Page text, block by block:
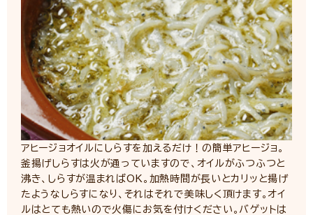
アヒージョオイルにしらすを加えるだけ！の簡単アヒージョ。
釜揚げしらすは火が通っていますので、オイルがふつふつと
沸き、しらすが温まればOK。加熱時間が長いとカリッと揚げ
たようなしらすになり、それはそれで美味しく頂けます。オイ
ルはとても熱いので火傷にお気を付けください。バゲットは